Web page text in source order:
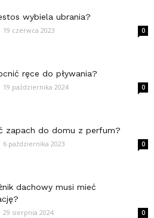
wybiela ubrania?
19 czerwca 2023 0
ręce do pływania?
19 października 2024 0
zapach do domu z perfum?
6 października 2023 0
dachowy musi mieć
29 sierpnia 2024 0